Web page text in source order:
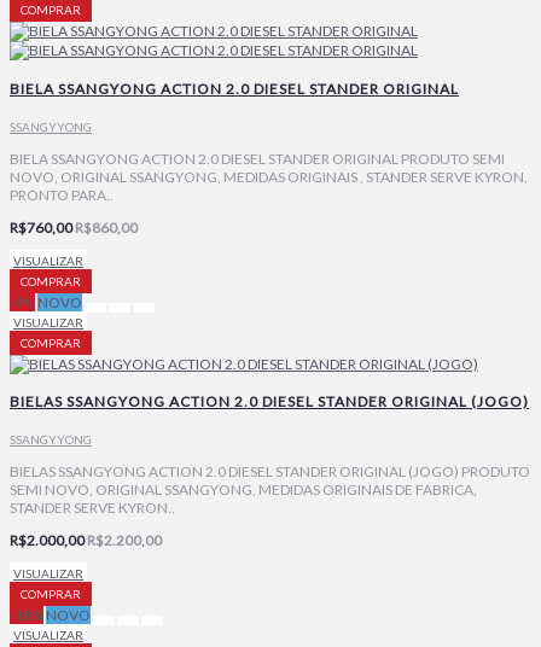
COMPRAR
BIELA SSANGYONG ACTION 2.0 DIESEL STANDER ORIGINAL
SSANGYYONG
BIELA SSANGYONG ACTION 2.0 DIESEL STANDER ORIGINAL PRODUTO SEMI
NOVO, ORIGINAL SSANGYONG, MEDIDAS ORIGINAIS , STANDER SERVE KYRON,
PRONTO PARA..
R$760,00 R$860,00
VISUALIZAR
COMPRAR
-9% NOVO
VISUALIZAR
COMPRAR
BIELAS SSANGYONG ACTION 2.0 DIESEL STANDER ORIGINAL (JOGO)
SSANGYYONG
BIELAS SSANGYONG ACTION 2.0 DIESEL STANDER ORIGINAL (JOGO) PRODUTO
SEMI NOVO, ORIGINAL SSANGYONG, MEDIDAS ORIGINAIS DE FABRICA,
STANDER SERVE KYRON..
R$2.000,00 R$2.200,00
VISUALIZAR
COMPRAR
-18% NOVO
VISUALIZAR